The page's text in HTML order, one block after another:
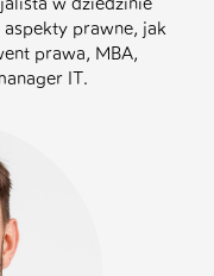
prawne, jak
prawa, MBA,
IT.